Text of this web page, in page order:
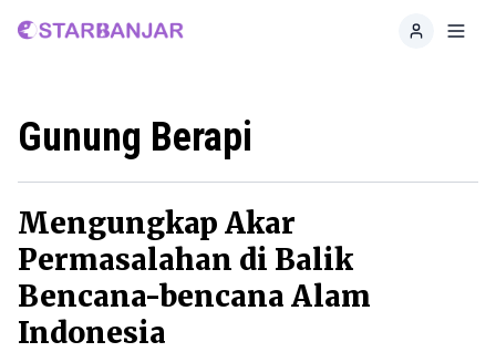
Home
Gunung Berapi
Mengungkap Akar
Permasalahan di Balik
Bencana-bencana Alam
Indonesia